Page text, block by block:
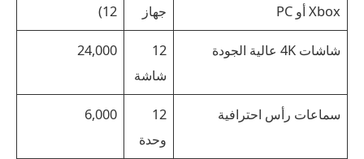
Xbox أو PC
جهاز
12)
شاشات 4K عالية الجودة
12
شاشة
24,000
سماعات رأس احترافية
12
وحدة
6,000